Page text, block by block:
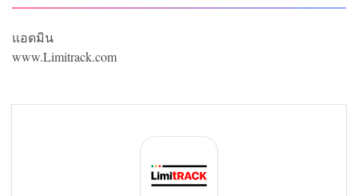
แอดมิน
www.Limitrack.com